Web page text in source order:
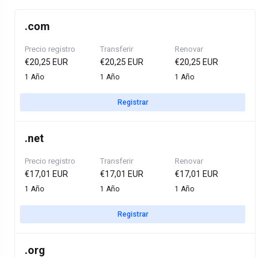
.com
Precio registro
€20,25 EUR
1 Año
Transferir
€20,25 EUR
1 Año
Renovar
€20,25 EUR
1 Año
Registrar
.net
Precio registro
€17,01 EUR
1 Año
Transferir
€17,01 EUR
1 Año
Renovar
€17,01 EUR
1 Año
Registrar
.org